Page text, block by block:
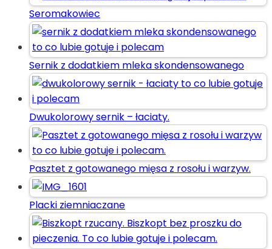
Seromakowiec
Sernik z dodatkiem mleka skondensowanego
Dwukolorowy sernik – łaciaty.
Pasztet z gotowanego mięsa z rosołu i warzyw.
Placki ziemniaczane